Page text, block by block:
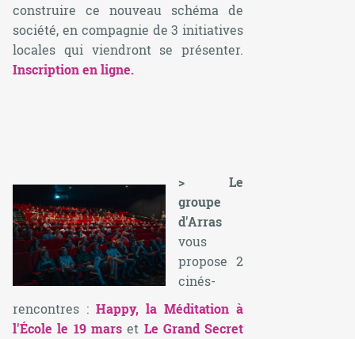
construire ce nouveau schéma de
société, en compagnie de 3 initiatives
locales qui viendront se présenter.
Inscription en ligne.
> Le
groupe
d'Arras
vous
propose 2
cinés-
rencontres :Happy, la Méditation à
l'École le 19 marset Le Grand Secret